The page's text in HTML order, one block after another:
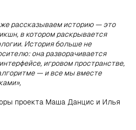
рассказываем историю — это
в котором раскрывается
История больше не
она разворачивается
игровом пространстве,
— и все мы вместе
проекта Маша Данцис и Илья